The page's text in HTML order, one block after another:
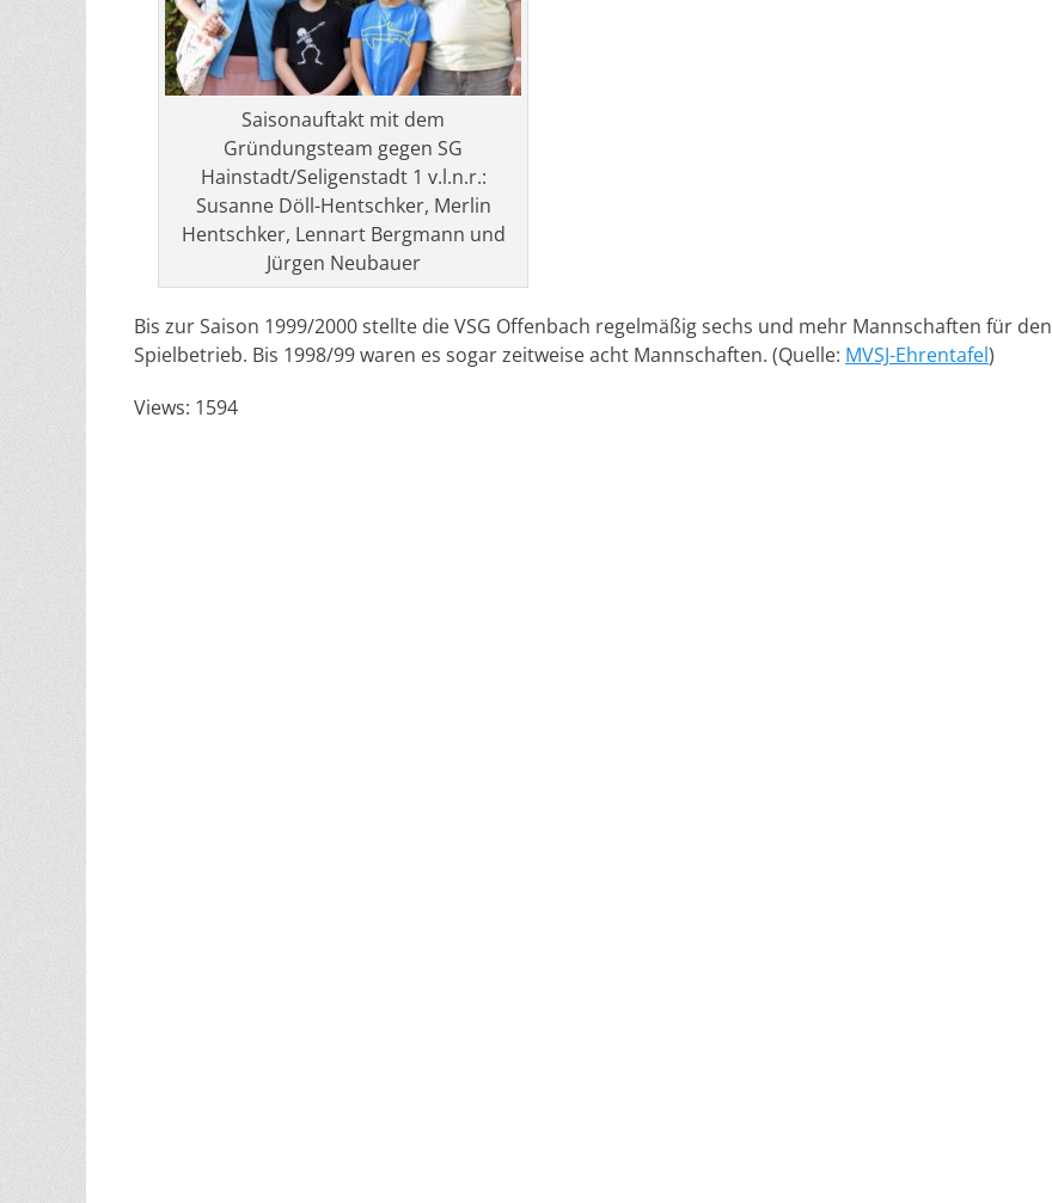
Saisonauftakt mit dem
Gründungsteam gegen SG
Hainstadt/Seligenstadt 1 v.l.n.r.:
Susanne Döll-Hentschker, Merlin
Hentschker, Lennart Bergmann und
Jürgen Neubauer
Bis zur Saison 1999/2000 stellte die VSG Offenbach regelmäßig sechs und mehr Mannschaften für den
Spielbetrieb. Bis 1998/99 waren es sogar zeitweise acht Mannschaften. (Quelle: MVSJ-Ehrentafel)
Views: 1594